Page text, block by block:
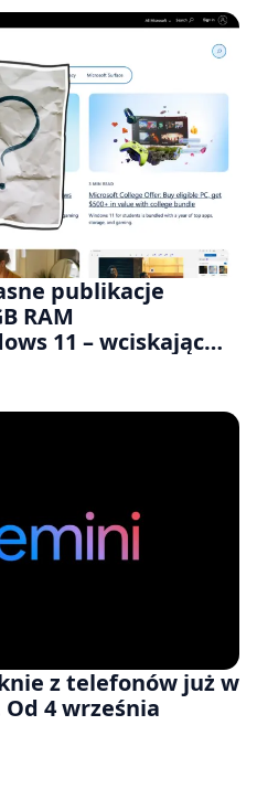
publikacje
RAM
11 – wciskając
z 8 GB RAM po
z telefonów już w
4 września